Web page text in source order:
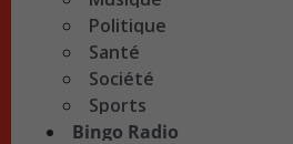
Politique
Santé
Société
Sports
Bingo Radio